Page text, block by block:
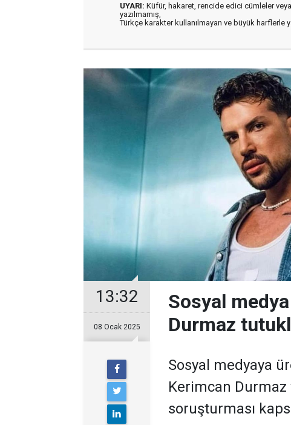
UYARI: Küfür, hakaret, rencide edici cümleler
yazılmamış,
Türkçe karakter kullanılmayan ve büyük harflerle
13:32
08 Ocak 2025
Sosyal
Durmaz
Sosyal medyaya
Kerimcan Durmaz
soruşturması